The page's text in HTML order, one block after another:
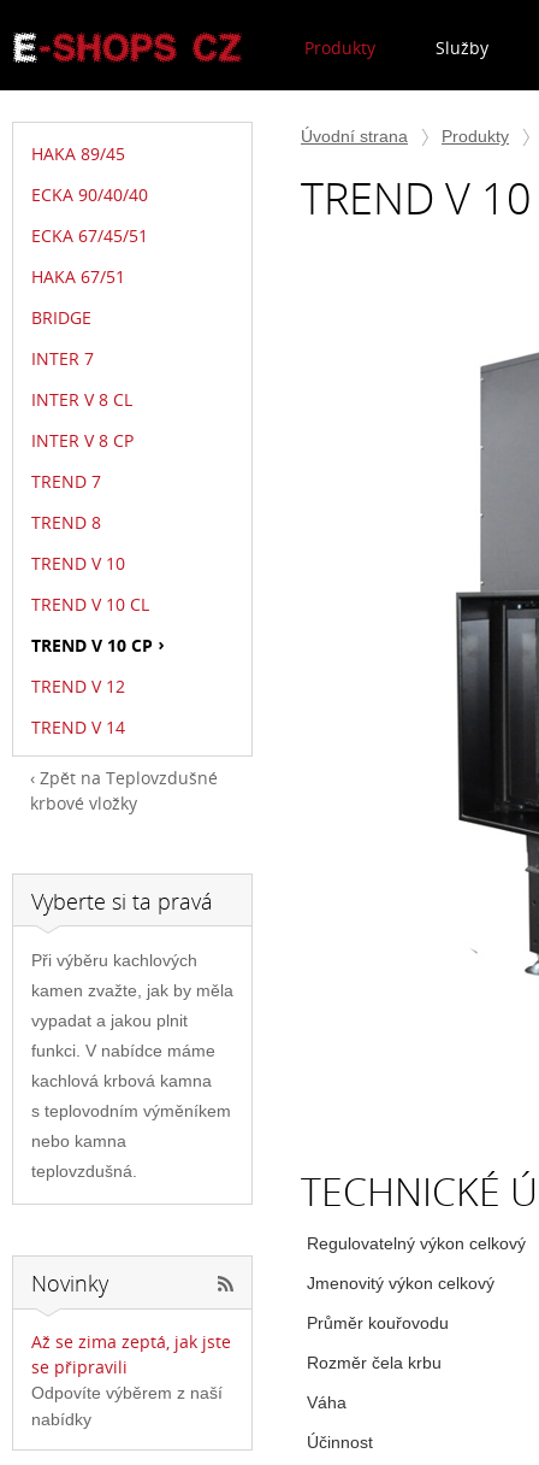
Produkty Služby
Úvodní strana Produkty
TREND V
TECHNICKÉ
Regulovatelný výkon celkový
Jmenovitý výkon celkový
Průměr kouřovodu
Rozměr čela krbu
Váha
Účinnost
HAKA 89/45
ECKA 90/40/40
ECKA 67/45/51
HAKA 67/51
BRIDGE
INTER 7
INTER V 8 CL
INTER V 8 CP
TREND 7
TREND 8
TREND V 10
TREND V 10 CL
TREND V 10 CP
TREND V 12
TREND V 14
Zpět na Teplovzdušné
krbové vložky
Vyberte si ta pravá
Při výběru kachlových
kamen zvažte, jak by měla
vypadat a jakou plnit
funkci. V nabídce máme
kachlová krbová kamna
s teplovodním výměníkem
nebo kamna
teplovzdušná.
Novinky
Až se zima zeptá, jak jste
se připravili
Odpovíte výběrem z naší
nabídky